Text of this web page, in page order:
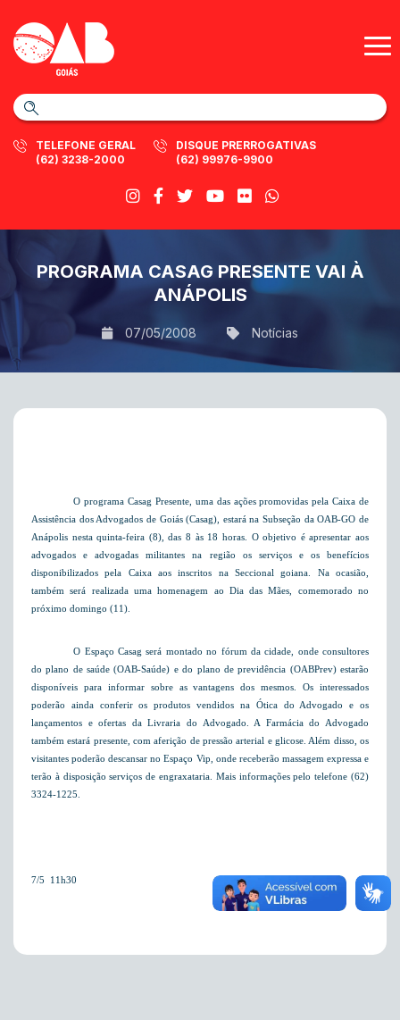
TELEFONE GERAL
(62) 3238-2000
DISQUE PRERROGATIVAS
(62) 99976-9900
PROGRAMA CASAG PRESENTE VAI À
ANÁPOLIS
07/05/2008 Notícias
O programa Casag Presente, uma das ações promovidas pela Caixa de
Assistência dos Advogados de Goiás (Casag), estará na Subseção da OAB-GO de
Anápolis nesta quinta-feira (8), das 8 às 18 horas. O objetivo é apresentar aos
advogados e advogadas militantes na região os serviços e os benefícios
disponibilizados pela Caixa aos inscritos na Seccional goiana. Na ocasião,
também será realizada uma homenagem ao Dia das Mães, comemorado no
próximo domingo (11).
O Espaço Casag será montado no fórum da cidade, onde consultores
do plano de saúde (OAB-Saúde) e do plano de previdência (OABPrev) estarão
disponíveis para informar sobre as vantagens dos mesmos. Os interessados
poderão ainda conferiros produtos vendidos na Ótica do Advogado e os
lançamentos e ofertas da Livraria do Advogado. A Farmácia do Advogado
também estará presente, com aferição de pressão arterial e glicose. Além disso, os
visitantes poderão descansar no Espaço Vip, onde receberão massagem expressa e
terão à disposição serviços de engraxataria. Mais informações pelo telefone (62)
3324-1225.
7/5  11h30